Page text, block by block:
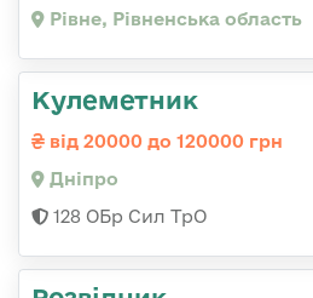
Рівне, Рівненська область
Кулеметник
від 20000 до 120000 грн
Дніпро
128 ОБр Сил ТрО